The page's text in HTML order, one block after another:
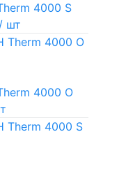
4000 S
/ шт
4000 O